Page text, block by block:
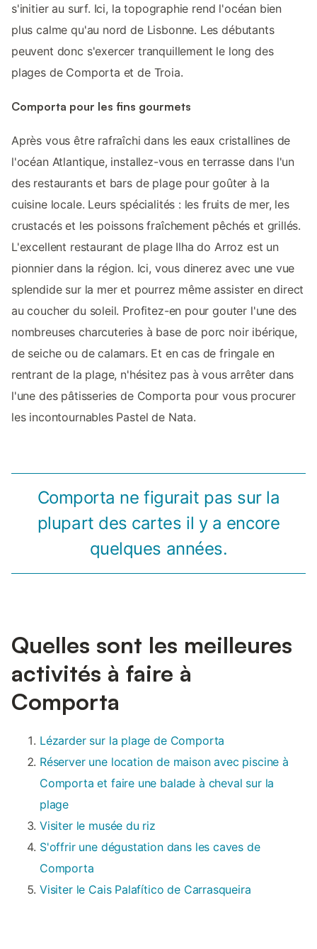
s'initier au surf. Ici, la topographie rend l'océan bien
plus calme qu'au nord de Lisbonne. Les débutants
peuvent donc s'exercer tranquillement le long des
plages de Comporta et de Troia.
Comporta pour les fins gourmets
Après vous être rafraîchi dans les eaux cristallines de
l'océan Atlantique, installez-vous en terrasse dans l'un
des restaurants et bars de plage pour goûter à la
cuisine locale. Leurs spécialités : les fruits de mer, les
crustacés et les poissons fraîchement pêchés et grillés.
L'excellent restaurant de plage Ilha do Arroz est un
pionnier dans la région. Ici, vous dinerez avec une vue
splendide sur la mer et pourrez même assister en direct
au coucher du soleil. Profitez-en pour gouter l'une des
nombreuses charcuteries à base de porc noir ibérique,
de seiche ou de calamars. Et en cas de fringale en
rentrant de la plage, n'hésitez pas à vous arrêter dans
l'une des pâtisseries de Comporta pour vous procurer
les incontournables Pastel de Nata.
Comporta ne figurait pas sur la
plupart des cartes il y a encore
quelques années.
Quelles sont les meilleures
activités à faire à
Comporta
Lézarder sur la plage de Comporta
Réserver une location de maison avec piscine à
Comporta et faire une balade à cheval sur la
plage
Visiter le musée du riz
S'offrir une dégustation dans les caves de
Comporta
Visiter le Cais Palafítico de Carrasqueira